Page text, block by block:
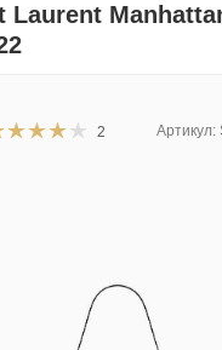
2 Артикул: